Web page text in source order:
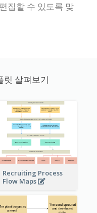
집할 수 있도록 맞
릿 살펴보기
Recruiting Process
Flow Maps